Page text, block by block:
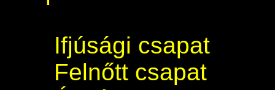
Ifjúsági csapat
Felnőtt csapat